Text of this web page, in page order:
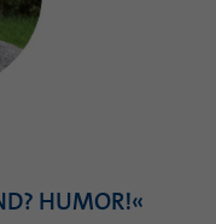
HUMOR!«